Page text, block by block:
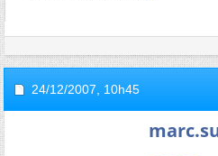
24/12/2007, 10h45